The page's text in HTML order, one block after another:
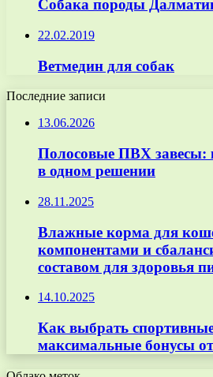
Собака породы
22.02.2019
Ветмедин для собак
Последние записи
13.06.2026
Полосовые ПВХ завесы:
в одном решении
28.11.2025
Влажные корма для
компонентами и
составом для здоровья
14.10.2025
Как выбрать
максимальные бонусы